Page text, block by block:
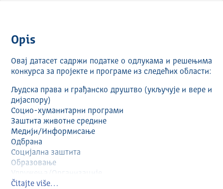
Opis
Овај датасет садржи податке о одлукама и решењима
конкурса за пројекте и програме из следећих области:
Људска права и грађанско друштво (укључује и вере и
дијаспору)
Социо-хуманитарни програми
Заштита животне средине
Медији/Информисање
Одбрана
Социјална заштита
Образовање
Удружења/Организације
Пољопривреда и рурални развој
Čitajte više…